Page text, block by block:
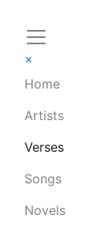
×
Home
Artists
Verses
Songs
Novels